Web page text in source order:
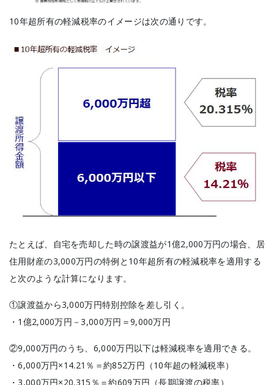
10年超所有の軽減税率のイメージは次の通りです。
たとえば、自宅を売却した時の譲渡益が1億2,000万円の場合、居
住用財産の3,000万円の特例と10年超所有の軽減税率を適用する
と次のような計算になります。
①譲渡益から3,000万円特別控除を差し引く。
・1億2,000万円－3,000万円＝9,000万円
②9,000万円のうち、6,000万円以下は軽減税率を適用できる。
・6,000万円×14.21％＝約852万円（10年超の軽減税率）
・3,000万円×20.315％＝約609万円（長期譲渡の税率）